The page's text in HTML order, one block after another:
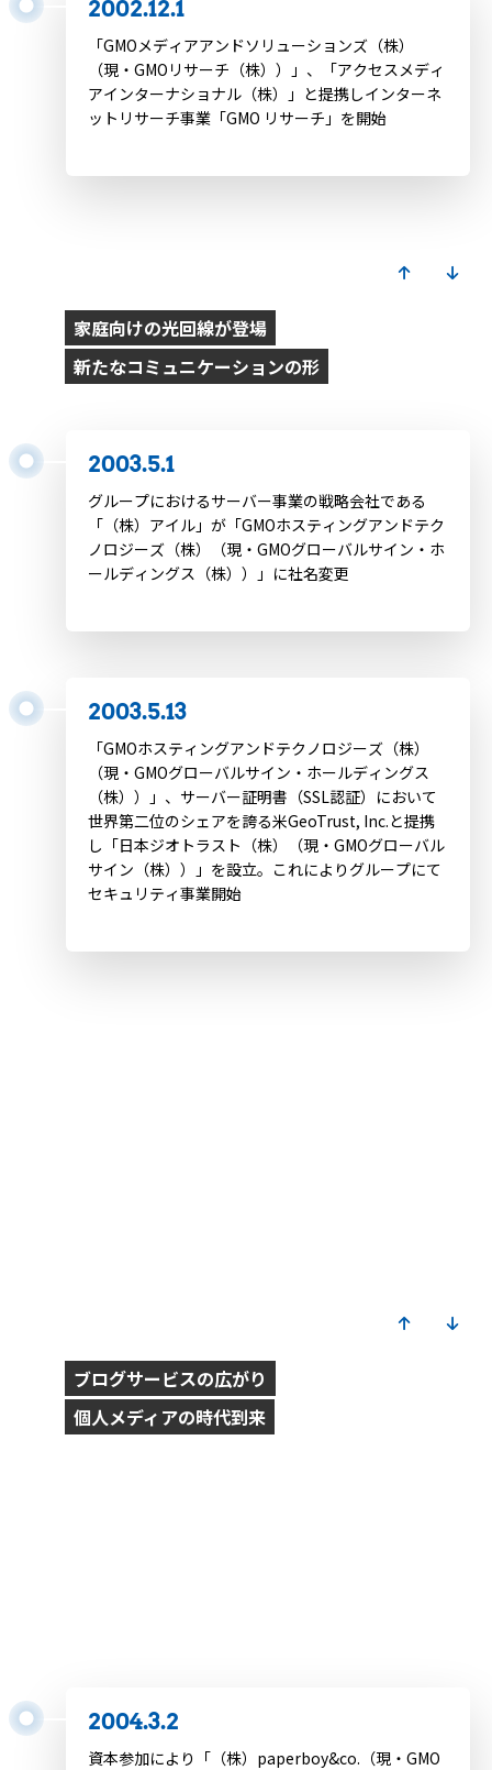
2002.12.1
「GMOメディアアンドソリューションズ（株）
（現・GMOリサーチ（株））」、「アクセスメディ
アインターナショナル（株）」と提携しインターネ
ットリサーチ事業「GMO リサーチ」を開始
家庭向けの光回線が登場​
新たなコミュニケーションの形
2003.5.1
グループにおけるサーバー事業の戦略会社である
「（株）アイル」が「GMOホスティングアンドテク
ノロジーズ（株）（現・GMOグローバルサイン・ホ
ールディングス（株））」に社名変更
2003.5.13
「GMOホスティングアンドテクノロジーズ（株）
（現・GMOグローバルサイン・ホールディングス
（株））」、サーバー証明書（SSL認証）において
世界第二位のシェアを誇る米GeoTrust, Inc.と提携
し「日本ジオトラスト（株）（現・GMOグローバル
サイン（株））」を設立。これによりグループにて
セキュリティ事業開始
ブログサービスの広がり
個人メディアの時代到来
2004.3.2
資本参加により「（株）paperboy&co.（現・GMO